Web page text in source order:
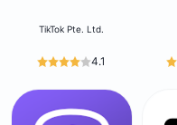
TikTok Pte. Ltd.
4.1